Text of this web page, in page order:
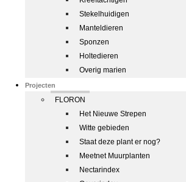
Stekelhuidigen
Manteldieren
Sponzen
Holtedieren
Overig marien
Projecten
FLORON
Het Nieuwe Strepen
Witte gebieden
Staat deze plant er nog?
Meetnet Muurplanten
Nectarindex